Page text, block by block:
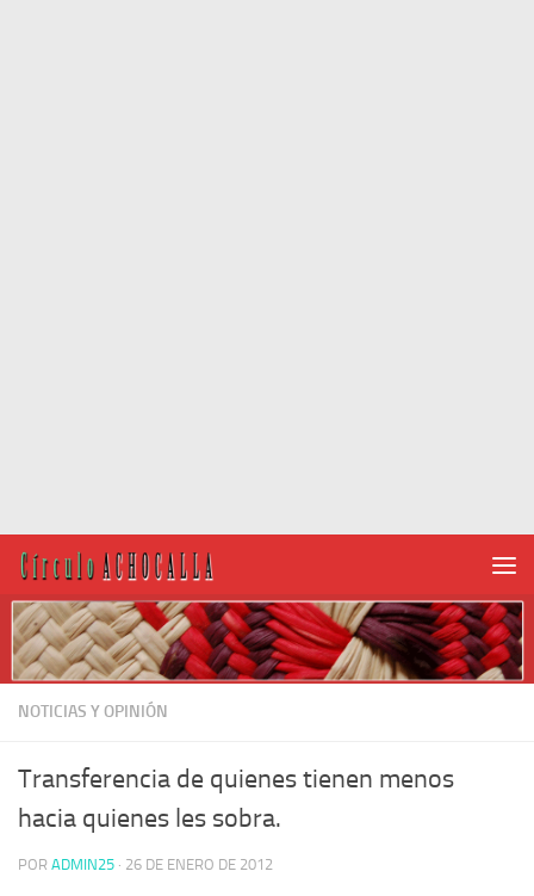
NOTICIAS Y OPINIÓN
Transferencia de quienes tienen menos
hacia quienes les sobra.
POR ADMIN25 · 26 DE ENERO DE 2012